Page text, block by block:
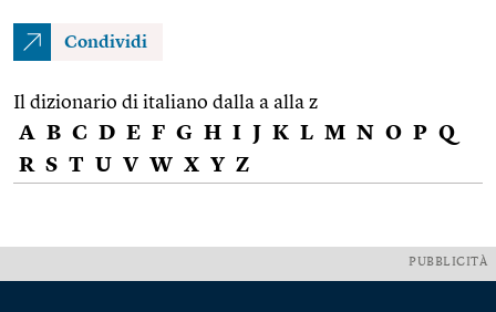
Condividi
Il dizionario di italiano dalla a alla z
A B C D E F G H I J K L M N O P Q
R S T U V W X Y Z
PUBBLICITÀ